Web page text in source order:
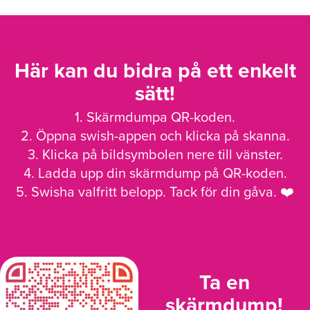
Här kan du bidra på ett enkelt
sätt!
1. Skärmdumpa QR-koden.
2. Öppna swish-appen och klicka på skanna.
3. Klicka på bildsymbolen nere till vänster.
4. Ladda upp din skärmdump på QR-koden.
5. Swisha valfritt belopp. Tack för din gåva. ❤️
Ta en